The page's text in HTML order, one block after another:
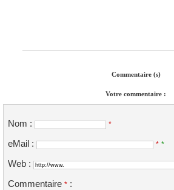
Commentaire (s)
Votre commentaire :
Nom : *
eMail : * *
Web :
Commentaire * :